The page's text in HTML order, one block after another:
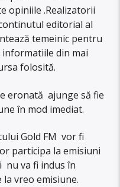
opiniile .Realizatorii
editorial al
temeinic pentru
informatiile din mai
folosită.
eronată ajunge să fie
în mod imediat.
Gold FM vor fi
participa la emisiuni
nu va fi indus în
vreo emisiune.